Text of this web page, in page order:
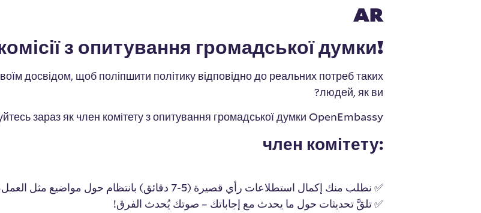
AR
!Приєднатися до комісії з опитування громадської думки
досвідом, щоб поліпшити політику відповідно до реальних потреб таких
людей, як ви?
зараз як член комітету з опитування громадської думки OpenEmbassy!
:член комітету
✅ نطلب منك إكمال استطلاعات رأي قصيرة (5-7 دقائق) بانتظام حول مواضيع مثل العمل، والاندماج، والسكن، والصحة، والتواصل الاجتماعي.
✅ تلقَّ تحديثات حول ما يحدث مع إجاباتك – صوتك يُحدث الفرق!